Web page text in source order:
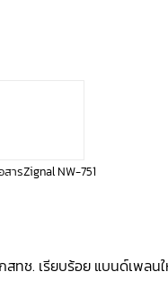
ารZignal NW-751
ทช. เรียบร้อย แบนด์เพลน